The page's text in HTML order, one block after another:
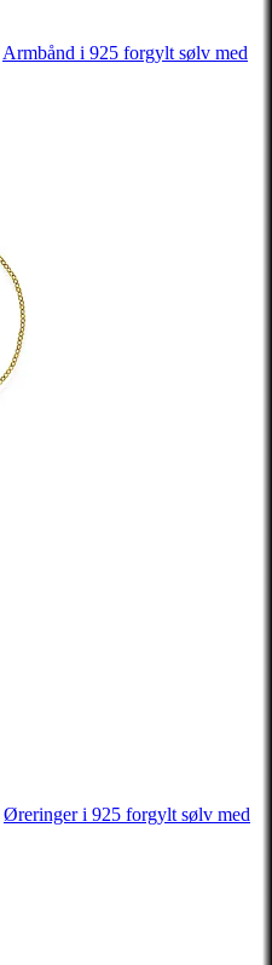
Armbånd i 925 forgylt sølv med
Øreringer i 925 forgylt sølv med